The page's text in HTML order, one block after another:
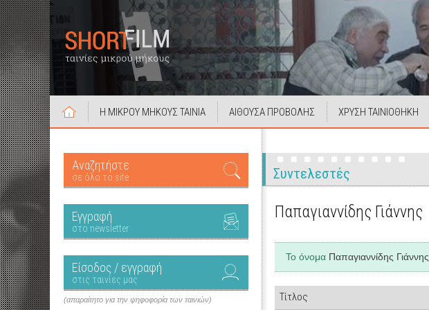
Η ΜΙΚΡΟΥ ΜΗΚΟΥΣ ΤΑΙΝΙΑ ΑΙΘΟΥΣΑ ΠΡΟΒΟΛΗΣ ΧΡΥΣΗ ΤΑΙΝΙΟΘΗΚΗ
Αναζητήστε
σε όλο το site
Εγγραφή
στο newsletter
Είσοδος / εγγραφή
στις ταινίες μας
(απαραίτητο για την ψηφοφορία των ταινιών)
Συντελεστές
Παπαγιαννίδης Γιάννης
Το όνομα Παπαγιαννίδης Γιάννης
Τίτλος